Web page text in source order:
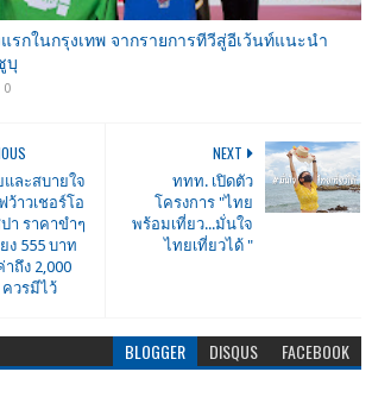
แรกในกรุงเทพ จากรายการทีวีสู่อีเว้นท์แนะนำ
บุ
0
NEXT
ททท. เปิดตัว
โครงการ "ไทย
พร้อมเที่ยว...มั่นใจ
ไทยเที่ยวได้ "
ละสบายใจ
ว้าวเชอร์โอ
า ราคาขำๆ
ง 555 บาท
ถึง 2,000
ควรมีไว้
BLOGGER DISQUS FACEBOOK